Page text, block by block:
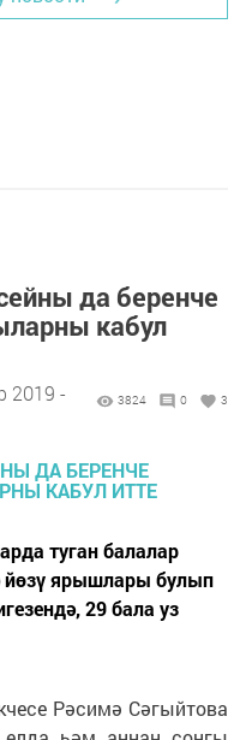
да беренче
кабул
2019 -
3824 0 3
туган балалар
йөзү ярышлары булып
29 бала уз
Рәсимә Сәгыйтова